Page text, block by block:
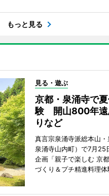
もっと見る
見る・遊ぶ
京都・泉涌寺で
験 開山800年遠
りなど
真言宗泉涌寺派総本山
泉涌寺山内町）で7月25
企画「親子で楽しむ 京
づくり＆プチ精進料理体